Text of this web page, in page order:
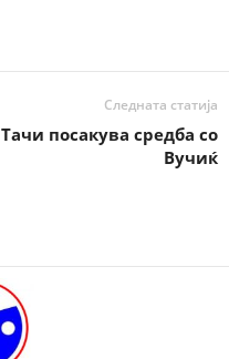
Следната статија
Тачи посакува средба со
Вучиќ